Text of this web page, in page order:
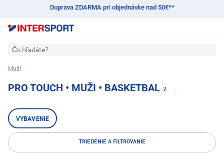
Doprava ZDARMA pri objednávke nad 50€**
Čo hľadáte?
Muži
PRO TOUCH • MUŽI • BASKETBAL 7
VYBAVENIE
TRIEDENIE A FILTROVANIE